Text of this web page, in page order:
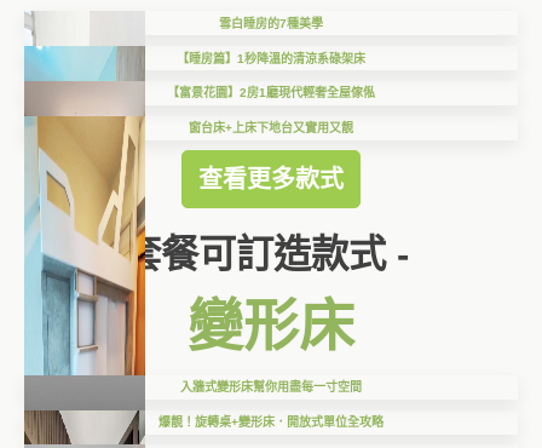
雪白睡房的7種美學
【睡房篇】1秒降溫的清涼系碌架床
【富景花園】2房1廳現代輕奢全屋傢俬
窗台床+上床下地台又實用又靚
查看更多款式
套餐可訂造款式 -
變形床
入牆式變形床幫你用盡每一寸空間
爆靚！旋轉桌+變形床．開放式單位全攻略